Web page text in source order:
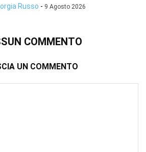
Russo - 9 Agosto 2026
COMMENTO
UN COMMENTO